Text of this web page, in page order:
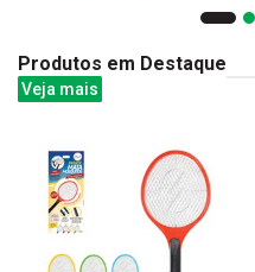
Produtos em Destaque
Veja mais